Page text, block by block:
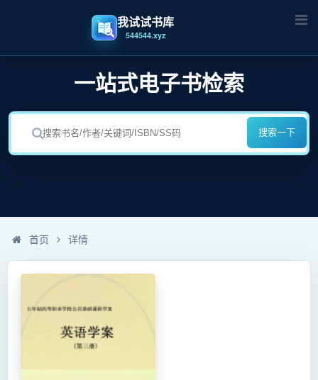
我试试书库
544544.xyz
一站式电子书检索
搜索一下
首页 详情